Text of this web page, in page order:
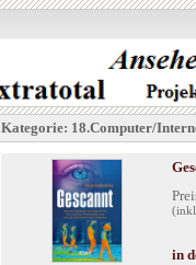
Kategorie: 18.Computer/
in